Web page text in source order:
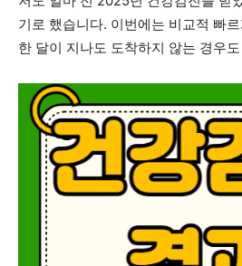
기로 했습니다. 이번에는 비교적 빠
한 달이 지나도 도착하지 않는 경우